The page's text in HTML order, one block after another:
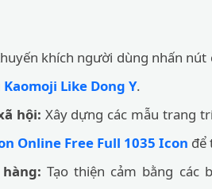
khích người dùng nhấn
Kaomoji Like Dong Y.
hội: Xây dựng các mẫu trang
Online Free Full 1035 Icon để
Tạo thiện cảm bằng các